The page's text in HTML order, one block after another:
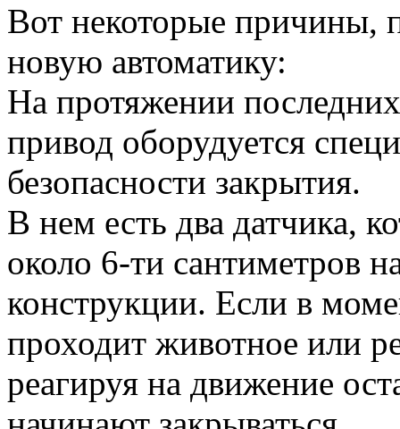
Вот некоторые причины,
новую автоматику:
На протяжении
привод оборудуется
безопасности закрытия.
В нем есть два датчика,
около 6-ти сантиметров
конструкции. Если в
проходит животное или
реагируя на движение